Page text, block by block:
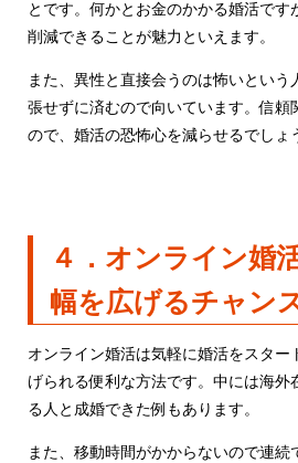
とです。何かとお金のかかる婚活です
削減できることが魅力といえます。
また、異性と直接会うのは怖いという
張せずに済むので向いています。信頼
ので、婚活の恐怖心を減らせるでしょ
４．オンライン婚
幅を広げるチャン
オンライン婚活は気軽に婚活をスター
げられる便利な方法です。中には海外
る人と成婚できた例もあります。
また、移動時間がかからないので連続